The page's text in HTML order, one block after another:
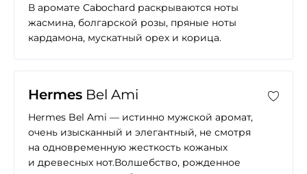
В аромате Cabochard раскрываются ноты
жасмина, болгарской розы, пряные ноты
кардамона, мускатный орех и корица.
Hermes Bel Ami
Hermes Bel Ami — истинно мужской аромат,
очень изысканный и элегантный, не смотря
на одновременную жесткость кожаных
и древесных нот.Волшебство, рожденное